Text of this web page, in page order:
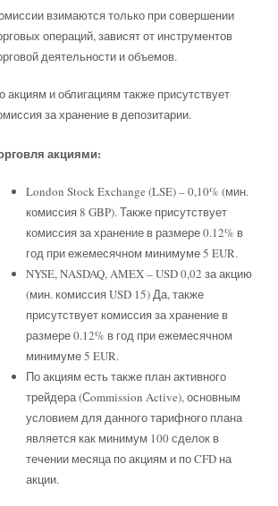
взимаются только при совершении
операций, зависят от инструментов
деятельности и объемов.
акциям и облигациям также присутствует
за хранение в депозитарии.
акциями:
London Stock Exchange (LSE) – 0,10% (мин.
комиссия 8 GBP). Также присутствует
комиссия за хранение в размере 0.12% в
год при ежемесячном минимуме 5 EUR.
NYSE, NASDAQ, AMEX – USD 0,02 за акцию
(мин. комиссия USD 15) Да, также
присутствует комиссия за хранение в
размере 0.12% в год при ежемесячном
минимуме 5 EUR.
По акциям есть также план активного
трейдера (Сommission Active), основным
условием для данного тарифного плана
является как минимум 100 сделок в
течении месяца по акциям и по CFD на
акции.